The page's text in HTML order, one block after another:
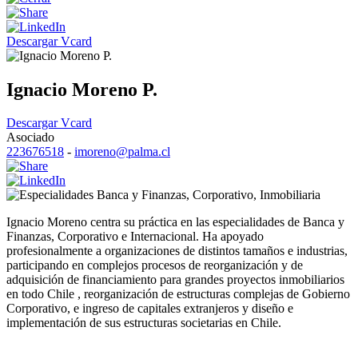
Descargar Vcard
Ignacio Moreno P.
Descargar Vcard
Asociado
223676518 - imoreno@palma.cl
Banca y Finanzas, Corporativo, Inmobiliaria
Ignacio Moreno centra su práctica en las especialidades de Banca y
Finanzas, Corporativo e Internacional. Ha apoyado
profesionalmente a organizaciones de distintos tamaños e industrias,
participando en complejos procesos de reorganización y de
adquisición de financiamiento para grandes proyectos inmobiliarios
en todo Chile , reorganización de estructuras complejas de Gobierno
Corporativo, e ingreso de capitales extranjeros y diseño e
implementación de sus estructuras societarias en Chile.